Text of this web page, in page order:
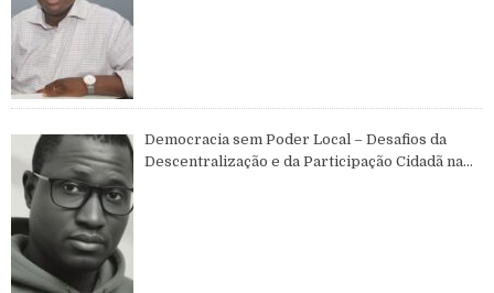
Democracia sem Poder Local – Desafios da
Descentralização e da Participação Cidadã na